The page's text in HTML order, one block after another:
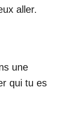
aller.
une
qui tu es